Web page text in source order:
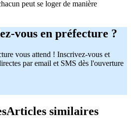
peut se loger de manière
vous en préfecture ?
vous attend ! Inscrivez-vous et
par email et SMS dès l'ouverture
Articles similaires